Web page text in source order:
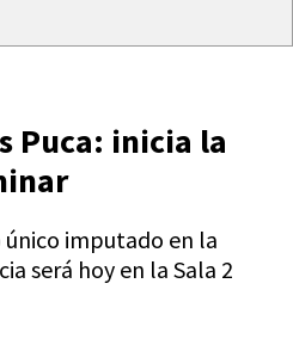
Puca: inicia la
único imputado en la
será hoy en la Sala 2